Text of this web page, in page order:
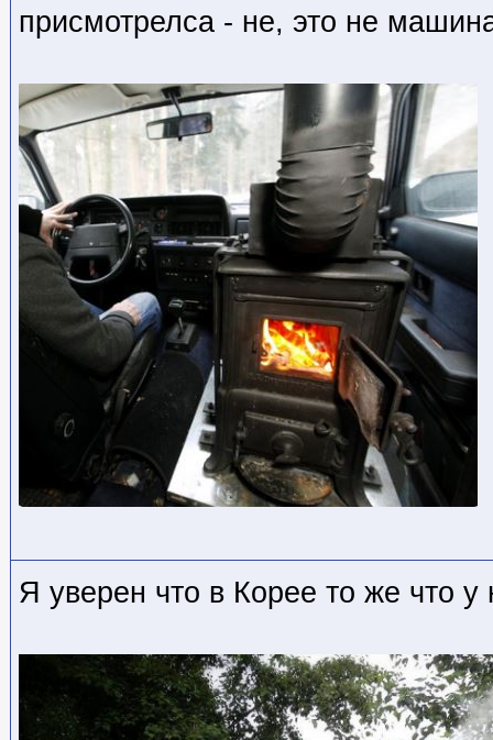
присмотрелса - не, это не
Я уверен что в Корее то же что у